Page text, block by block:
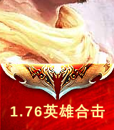
1.76英雄合击